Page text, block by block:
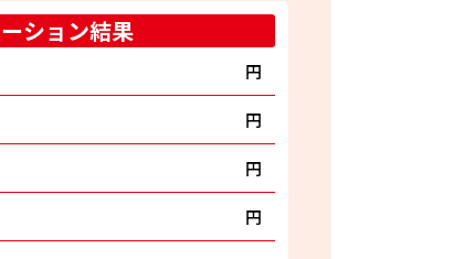
ション結果
円
円
円
円